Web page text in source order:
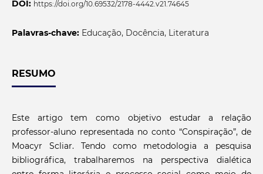
DOI: https://doi.org/10.69532/2178-4442.v21.74645
Palavras-chave: Educação, Docência, Literatura
RESUMO
Este artigo tem como objetivo estudar a relação
professor-aluno representada no conto “Conspiração”, de
Moacyr Scliar. Tendo como metodologia a pesquisa
bibliográfica, trabalharemos na perspectiva dialética